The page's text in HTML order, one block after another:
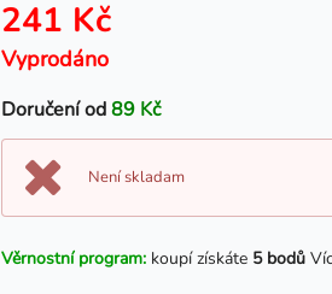
241 Kč
Vyprodáno
Doručení od89 Kč
Není skladam
Věrnostní program: koupí získáte 5 bodů